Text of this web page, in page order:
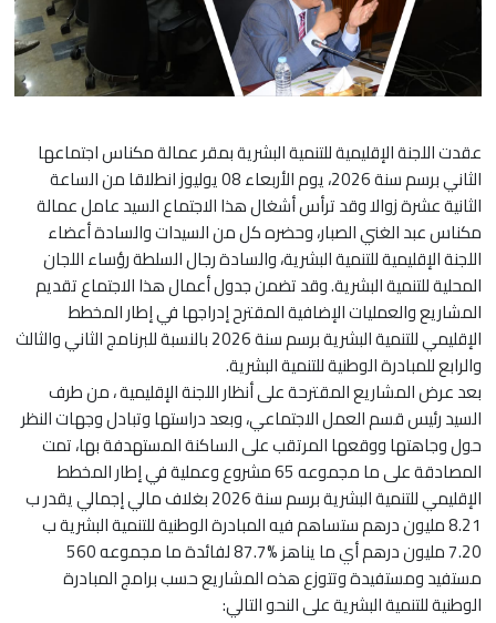
عقدت اللجنة الإقليمية للتنمية البشرية بمقر عمالة مكناس اجتماعها
الثاني برسم سنة 2026، يوم الأربعاء 08 يوليوز انطلاقا من الساعة
الثانية عشرة زوالا وقد ترأس أشغال هذا الاجتماع السيد عامل عمالة
مكناس عبد الغني الصبار، وحضره كل من السيدات والسادة أعضاء
اللجنة الإقليمية للتنمية البشرية، والسادة رجال السلطة رؤساء اللجان
المحلية للتنمية البشرية. وقد تضمن جدول أعمال هذا الاجتماع تقديم
المشاريع والعمليات الإضافية المقترح إدراجها في إطار المخطط
الإقليمي للتنمية البشرية برسم سنة 2026 بالنسبة للبرنامج الثاني والثالث
والرابع للمبادرة الوطنية للتنمية البشرية.
بعد عرض المشاريع المقترحة على أنظار اللجنة الإقليمية ، من طرف
السيد رئيس قسم العمل الاجتماعي، وبعد دراستها وتبادل وجهات النظر
حول وجاهتها ووقعها المرتقب على الساكنة المستهدفة بها، تمت
المصادقة على ما مجموعه 65 مشروع وعملية في إطار المخطط
الإقليمي للتنمية البشرية برسم سنة 2026 بغلاف مالي إجمالي يقدر ب
8.21 مليون درهم ستساهم فيه المبادرة الوطنية للتنمية البشرية ب
7.20 مليون درهم أي ما يناهز %87.7 لفائدة ما مجموعه 560
مستفيد ومستفيدة وتتوزع هذه المشاريع حسب برامج المبادرة
الوطنية للتنمية البشرية على النحو التالي: